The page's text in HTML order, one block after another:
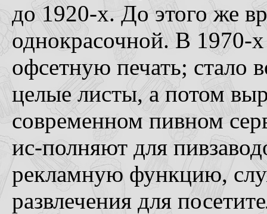
до 1920-х. До этого же
однокрасочной. В 1970-
офсетную печать; стало
целые листы, а потом
современном пивном
ис-полняют для
рекламную функцию,
развлечения для